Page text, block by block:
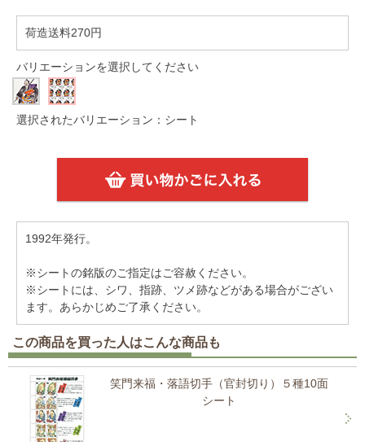
荷造送料270円
バリエーションを選択してください
選択されたバリエーション：シート
1992年発行。
※シートの銘版のご指定はご容赦ください。
※シートには、シワ、指跡、ツメ跡などがある場合がござい
ます。あらかじめご了承ください。
この商品を買った人はこんな商品も
笑門来福・落語切手（官封切り）５種10面
シート